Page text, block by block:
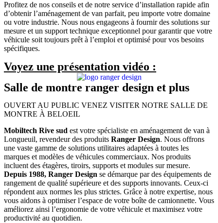
Profitez de nos conseils et de notre service d’installation rapide afin
d’obtenir l’aménagement de van parfait, peu importe votre domaine
ou votre industrie. Nous nous engageons à fournir des solutions sur
mesure et un support technique exceptionnel pour garantir que votre
véhicule soit toujours prêt à l’emploi et optimisé pour vos besoins
spécifiques.
Voyez une présentation vidéo :
Salle de montre ranger design et plus
OUVERT AU PUBLIC VENEZ VISITER NOTRE SALLE DE
MONTRE À BELOEIL
Mobiltech Rive sud est votre spécialiste en aménagement de van à
Longueuil, revendeur des produits Ranger Design. Nous offrons
une vaste gamme de solutions utilitaires adaptées à toutes les
marques et modèles de véhicules commerciaux. Nos produits
incluent des étagères, tiroirs, supports et modules sur mesure.
Depuis 1988, Ranger Design se démarque par des équipements de
rangement de qualité supérieure et des supports innovants. Ceux-ci
répondent aux normes les plus strictes. Grâce à notre expertise, nous
vous aidons à optimiser l’espace de votre boîte de camionnette. Vous
améliorez ainsi l’ergonomie de votre véhicule et maximisez votre
productivité au quotidien.